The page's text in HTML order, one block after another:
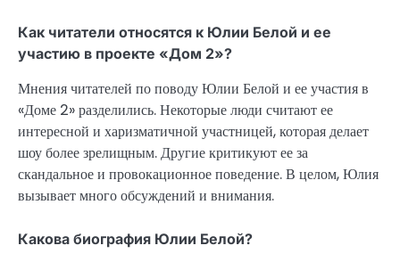
Как читатели относятся к Юлии Белой и ее
участию в проекте «Дом 2»?
Мнения читателей по поводу Юлии Белой и ее участия в
«Доме 2» разделились. Некоторые люди считают ее
интересной и харизматичной участницей, которая делает
шоу более зрелищным. Другие критикуют ее за
скандальное и провокационное поведение. В целом, Юлия
вызывает много обсуждений и внимания.
Какова биография Юлии Белой?